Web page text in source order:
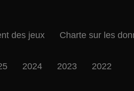
des jeux Charte sur les
2024 2023 2022